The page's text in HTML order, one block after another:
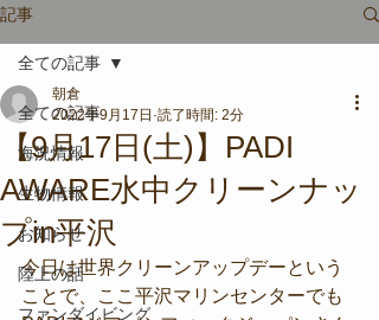
記事
全ての記事
海況情報
生物情報
お知らせ
陸上の話
ファンダイビング
全ての記事
【9月17日(土)】PADI
AWARE水中クリーンナッ
プin平沢
朝倉
2022年9月17日 読了時間: 2分
今日は世界クリーンアップデーという
ことで、ここ平沢マリンセンターでも